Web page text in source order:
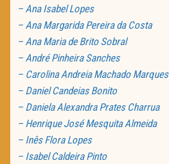
– Ana Isabel Lopes
– Ana Margarida Pereira da Costa
– Ana Maria de Brito Sobral
– André Pinheira Sanches
– Carolina Andreia Machado Marques
– Daniel Candeias Bonito
– Daniela Alexandra Prates Charrua
– Henrique José Mesquita Almeida
– Inês Flora Lopes
– Isabel Caldeira Pinto